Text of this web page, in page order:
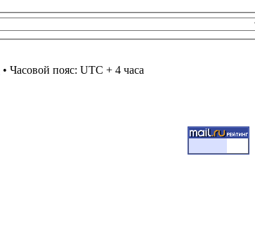
• Часовой пояс: UTC + 4 часа